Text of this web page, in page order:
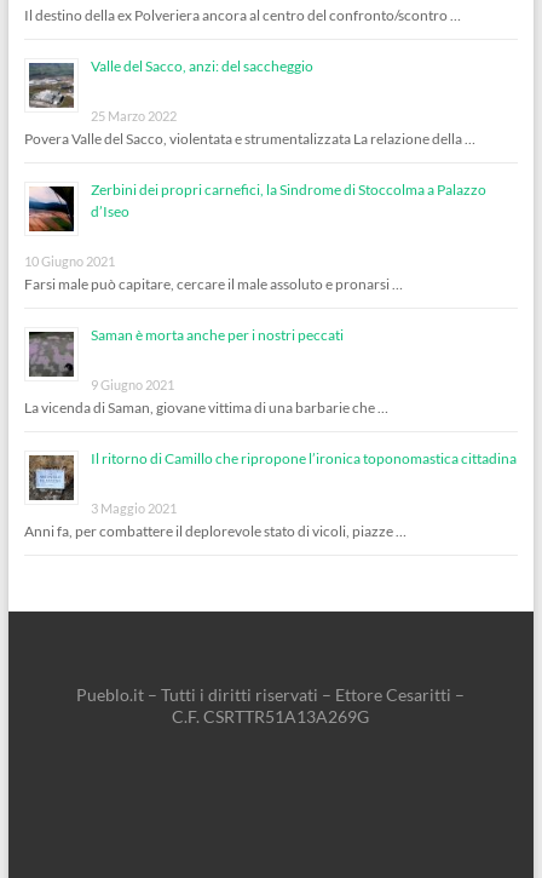
Il destino della ex Polveriera ancora al centro del confronto/scontro …
Valle del Sacco, anzi: del saccheggio
25 Marzo 2022
Povera Valle del Sacco, violentata e strumentalizzata La relazione della …
Zerbini dei propri carnefici, la Sindrome di Stoccolma a Palazzo
d’Iseo
10 Giugno 2021
Farsi male può capitare, cercare il male assoluto e pronarsi …
Saman è morta anche per i nostri peccati
9 Giugno 2021
La vicenda di Saman, giovane vittima di una barbarie che …
Il ritorno di Camillo che ripropone l’ironica toponomastica cittadina
3 Maggio 2021
Anni fa, per combattere il deplorevole stato di vicoli, piazze …
Pueblo.it – Tutti i diritti riservati – Ettore Cesaritti –
C.F. CSRTTR51A13A269G